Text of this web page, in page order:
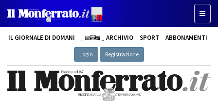
IL GIORNALE DI DOMANI ARCHIVIO SPORT ABBONAMENTI
Login Registrazione